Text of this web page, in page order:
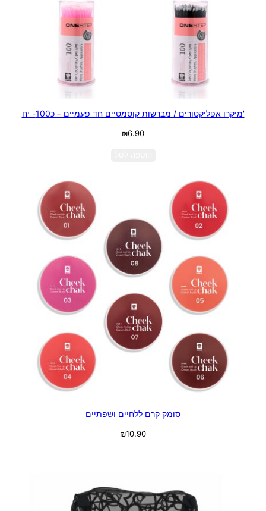
'מיקרו אפליקטורים / מברשות קוסמטיים חד פעמיים – כ100- יח
₪6.90
סומק קרם ללחיים ושפתיים
₪10.90